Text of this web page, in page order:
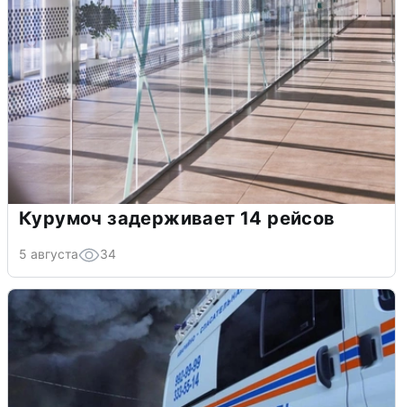
Курумоч задерживает 14 рейсов
5 августа 34